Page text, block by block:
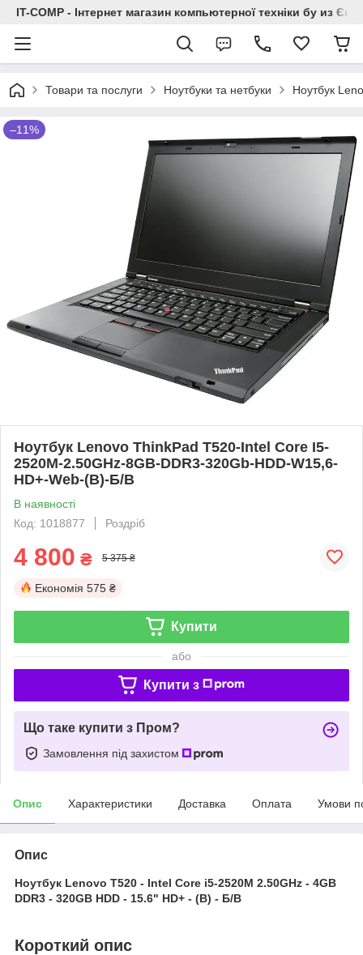
IT-COMP - Інтернет магазин компьютерної техніки бу из
Товари та послуги Ноутбуки та нетбуки Ноутбук
–11%
Ноутбук Lenovo ThinkPad T520-Intel Core I5-
2520M-2.50GHz-8GB-DDR3-320Gb-HDD-W15,6-
HD+-Web-(B)-Б/В
В наявності
Код: 1018877
Роздріб
4 800 ₴ 5 375 ₴
Економія 575 ₴
Купити
або
Купити з
Що таке купити з Пром?
Замовлення під захистом
Опис Характеристики Доставка Оплата Умови
Опис
Ноутбук Lenovo T520 - Intel Core i5-2520M 2.50GHz - 4GB
DDR3 - 320GB HDD - 15.6" HD+ - (B) - Б/В
Короткий опис